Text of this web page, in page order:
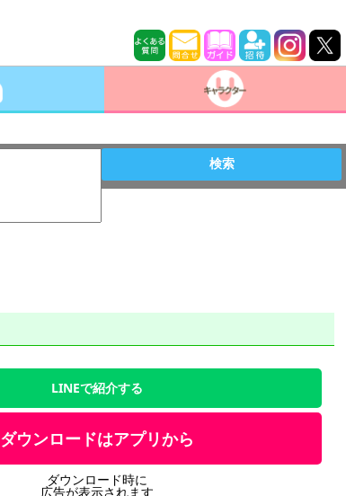
検索
LINEで紹介する
ダウンロードはアプリから
ダウンロード時に
広告が表示されます